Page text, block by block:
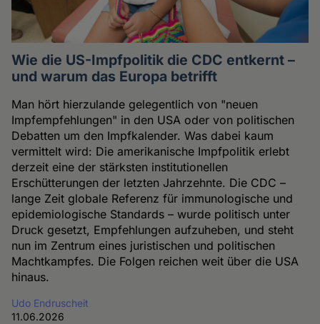
Wie die US-Impfpolitik die CDC entkernt –
und warum das Europa betrifft
Man hört hierzulande gelegentlich von "neuen
Impfempfehlungen" in den USA oder von politischen
Debatten um den Impfkalender. Was dabei kaum
vermittelt wird: Die amerikanische Impfpolitik erlebt
derzeit eine der stärksten institutionellen
Erschütterungen der letzten Jahrzehnte. Die CDC –
lange Zeit globale Referenz für immunologische und
epidemiologische Standards – wurde politisch unter
Druck gesetzt, Empfehlungen aufzuheben, und steht
nun im Zentrum eines juristischen und politischen
Machtkampfes. Die Folgen reichen weit über die USA
hinaus.
Udo Endruscheit
11.06.2026